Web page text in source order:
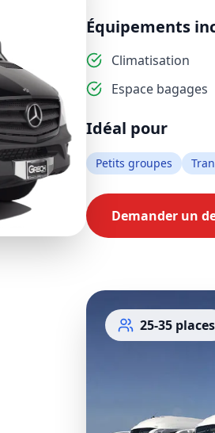
Équipements
Climatisation
Espace bagages
Idéal pour
Petits groupes
Demander un
25-35 places